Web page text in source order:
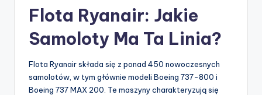
Flota Ryanair: Jakie
Samoloty Ma Ta Linia?
Flota Ryanair składa się z ponad 450 nowoczesnych
samolotów, w tym głównie modeli Boeing 737-800 i
Boeing 737 MAX 200. Te maszyny charakteryzują się